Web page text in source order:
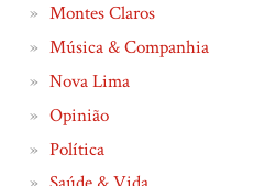
Montes Claros
Música & Companhia
Nova Lima
Opinião
Política